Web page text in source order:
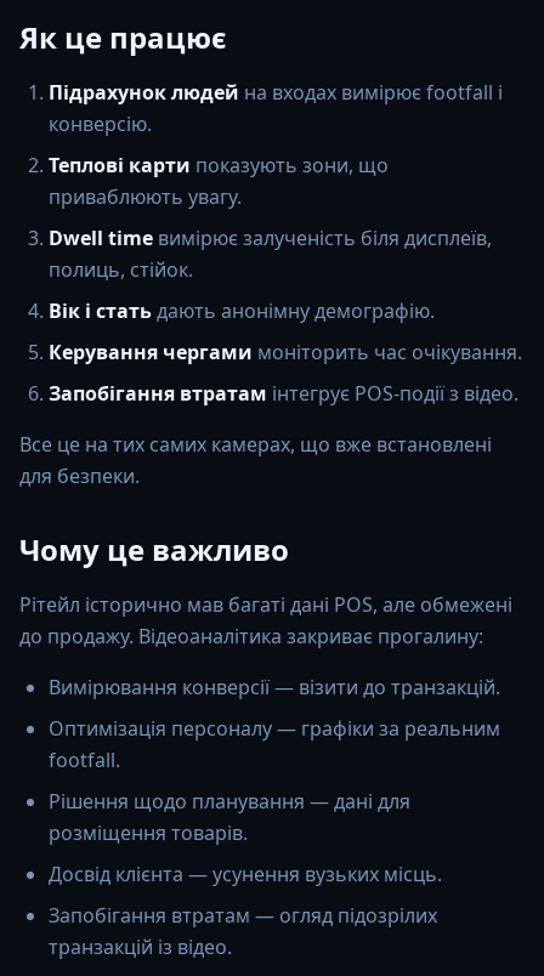
Як це працює
Підрахунок людей на входах вимірює footfall і
конверсію.
Теплові карти показують зони, що
приваблюють увагу.
Dwell time вимірює залученість біля дисплеїв,
полиць, стійок.
Вік і статьдають анонімну демографію.
Керування чергами моніторить час очікування.
Запобігання втратам інтегрує POS-події з відео.
Все це на тих самих камерах, що вже встановлені
для безпеки.
Чому це важливо
Рітейл історично мав багаті дані POS, але обмежені
до продажу. Відеоаналітика закриває прогалину:
Вимірювання конверсії — візити до транзакцій.
Оптимізація персоналу — графіки за реальним
footfall.
Рішення щодо планування — дані для
розміщення товарів.
Досвід клієнта — усунення вузьких місць.
Запобігання втратам — огляд підозрілих
транзакцій із відео.